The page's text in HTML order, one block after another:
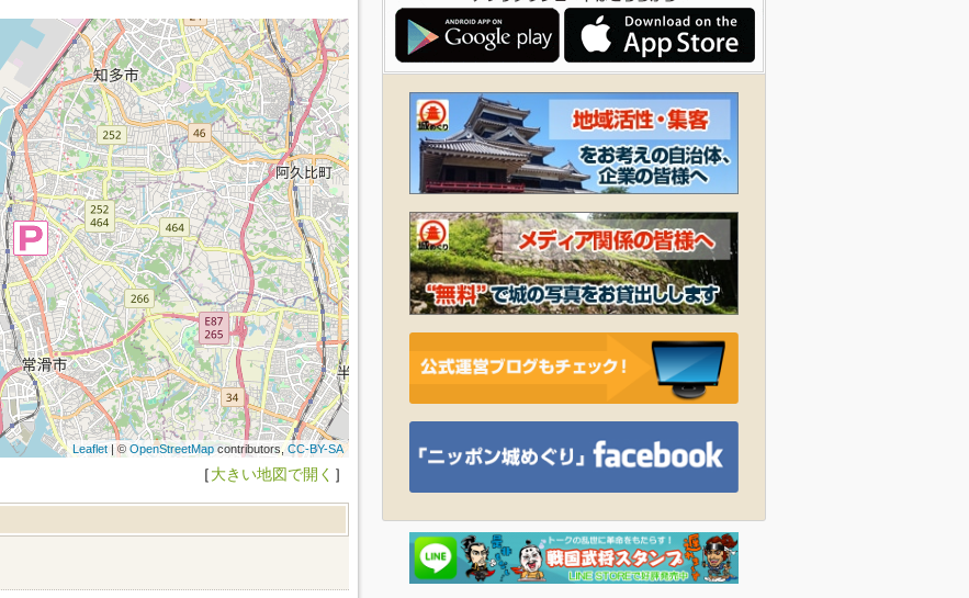
Leaflet| © OpenStreetMapcontributors, CC-BY-SA
［大きい地図で開く ］